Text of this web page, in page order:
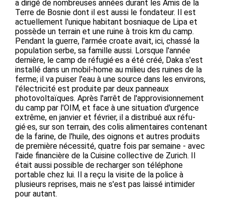
a dirigé de nombreuses années durant les Amis de la
Terre de Bosnie dont il est aussi le fondateur. Il est
actuellement l'unique habitant bosniaque de Lipa et
possède un terrain et une ruine à trois km du camp.
Pendant la guerre, l'armée croate avait, ici, chassé la
population serbe, sa famille aussi. Lorsque l'année
dernière, le camp de réfugié·es a été créé, Daka s'est
installé dans un mobil-home au milieu des ruines de la
ferme; il va puiser l'eau à une source dans les environs,
l'électricité est produite par deux panneaux
photovoltaïques. Après l'arrêt de l'approvisionnement
du camp par l'OIM, et face à une situation d'urgence
extrême, en janvier et février, il a distribué aux réfu-
gié·es, sur son terrain, des colis alimentaires contenant
de la farine, de l'huile, des oignons et autres produits
de première nécessité, quatre fois par semaine - avec
l'aide financière de la Cuisine collective de Zurich. Il
était aussi possible de recharger son téléphone
portable chez lui. Il a reçu la visite de la police à
plusieurs reprises, mais ne s'est pas laissé intimider
pour autant.